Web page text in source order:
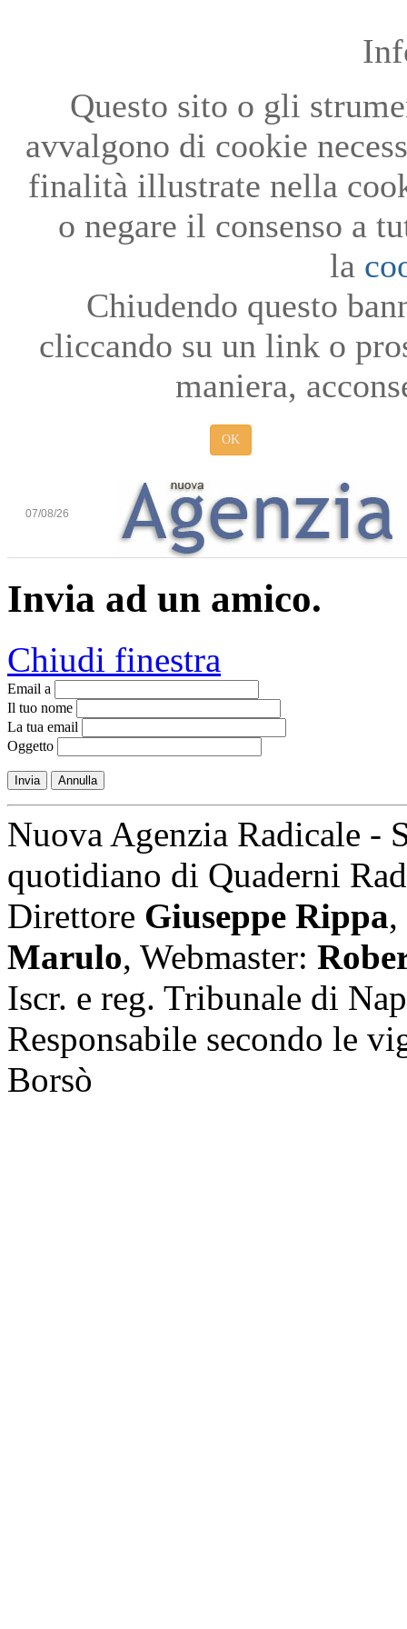
Questo sito o gli
avvalgono di cookie
finalità illustrate nella
o negare il consenso a
la
Chiudendo questo
cliccando su un link o
maniera,
OK
07/08/26
Invia ad un amico.
Chiudi finestra
Email a
Il tuo nome
La tua email
Oggetto
Invia Annulla
Nuova Agenzia Radicale -
quotidiano di Quaderni
Direttore Giuseppe Rippa,
Marulo, Webmaster:
Iscr. e reg. Tribunale di
Responsabile secondo le
Borsò